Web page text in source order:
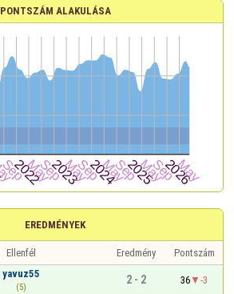
PONTSZÁM ALAKULÁSA
EREDMÉNYEK
Ellenfél Eredmény
Pontszám
yavuz55
(5)
2 - 2 36
-3